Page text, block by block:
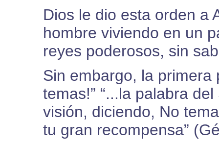
Dios le dio esta orden a
hombre viviendo en un
reyes poderosos, sin
Sin embargo, la primera
temas!” “...la palabra
visión, diciendo, No
tu gran recompensa”